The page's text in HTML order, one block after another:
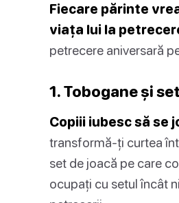
Fiecare părinte
viața lui la
petrecere aniversară
1. Tobogane și
Copiii iubesc să se
transformă-ți curtea
set de joacă pe care
ocupați cu setul încât